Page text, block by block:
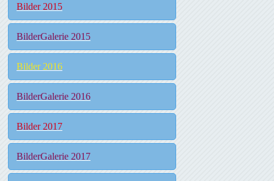
Bilder 2015
BilderGalerie 2015
Bilder 2016
BilderGalerie 2016
Bilder 2017
BilderGalerie 2017